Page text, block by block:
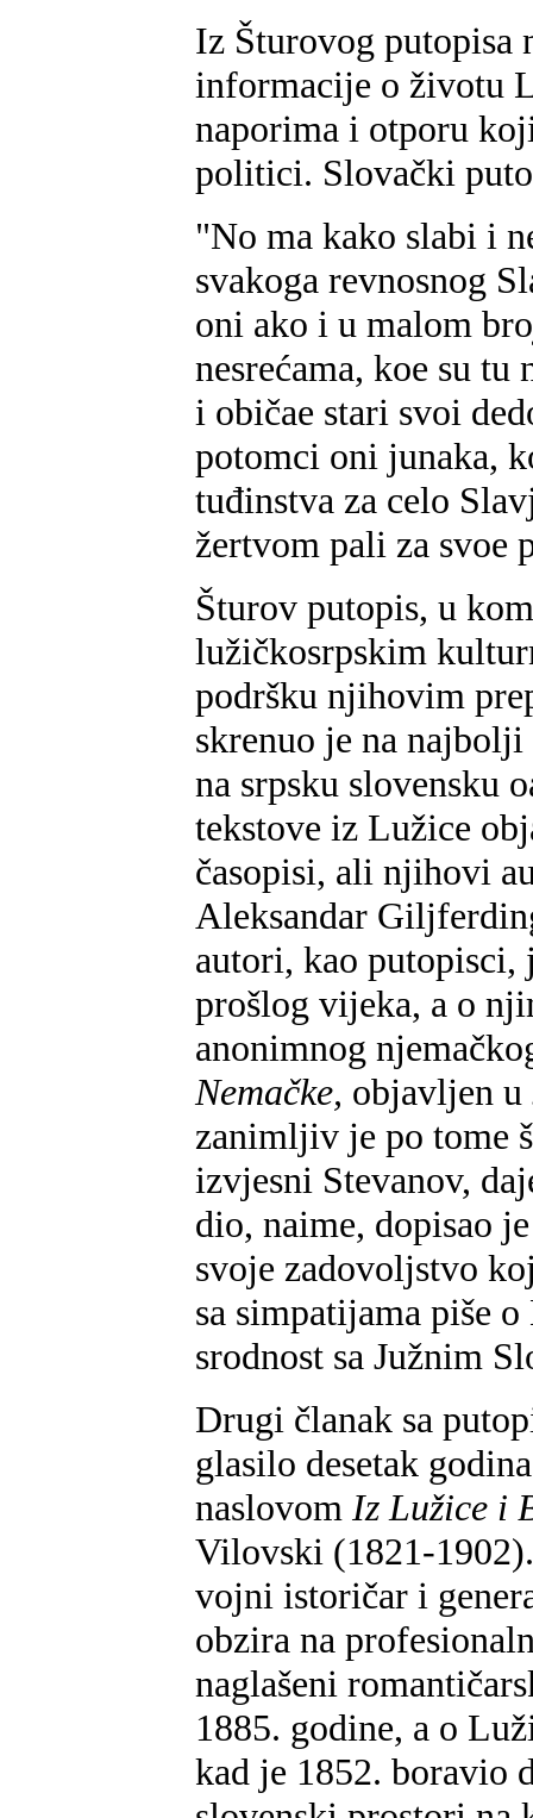
Iz Šturovog putopisa
informacije o životu
naporima i otporu
politici. Slovački
"No ma kako slabi i
svakoga revnosnog
oni ako i u malom
nesrećama, koe su
i običae stari svoi
potomci oni junaka,
tuđinstva za celo
žertvom pali za svoe
Šturov putopis, u
lužičkosrpskim
podršku njihovim
skrenuo je na najbolji
na srpsku slovensku
tekstove iz Lužice
časopisi, ali njihovi
Aleksandar
autori, kao putopisci,
prošlog vijeka, a o
anonimnog
Nemačke, objavljen u
zanimljiv je po tome
izvjesni Stevanov,
dio, naime, dopisao
svoje zadovoljstvo
sa simpatijama piše
srodnost sa Južnim
Drugi članak sa
glasilo desetak
naslovom Iz Lužice i
Vilovski (1821-
vojni istoričar i
obzira na
naglašeni
1885. godine, a o
kad je 1852. boravio